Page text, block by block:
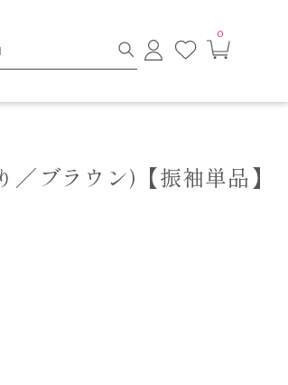
ロ
グ
お
0
／ブラウン)【振袖単品】